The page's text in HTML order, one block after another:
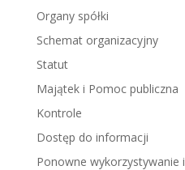
Organy spółki
Schemat organizacyjny
Statut
Majątek i Pomoc publiczna
Kontrole
Dostęp do informacji
Ponowne